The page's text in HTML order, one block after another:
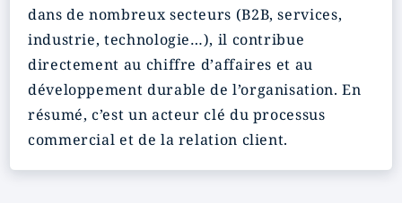
dans de nombreux secteurs (B2B, services,
industrie, technologie…), il contribue
directement au chiffre d’affaires et au
développement durable de l’organisation. En
résumé, c’est un acteur clé du processus
commercial et de la relation client.